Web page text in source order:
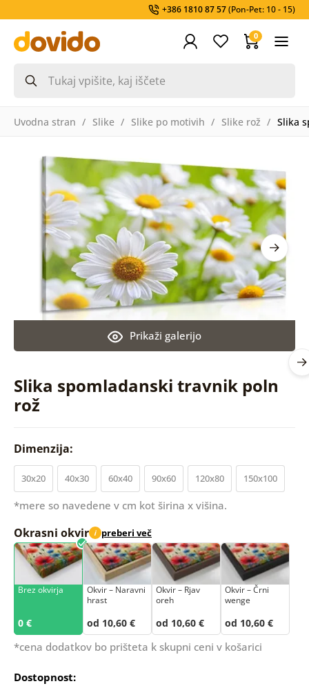
+386 1810 87 57(Pon-Pet: 10 - 15)
0
Uvodna stran Slike Slike po motivih Slike rož Slika
Slika spomladanski travnik poln
rož
Prikaži galerijo
Dimenzija:
30x20 40x30 60x40 90x60 120x80 150x100
*mere so navedene v cm kot širina x višina.
Okrasni okvir i preberi več
Brez okvirja
0 €
Okvir – Naravni
hrast
od 10,60 €
Okvir – Rjav
oreh
od 10,60 €
Okvir – Črni
wenge
od 10,60 €
*cena dodatkov bo prišteta k skupni ceni v košarici
Dostopnost: